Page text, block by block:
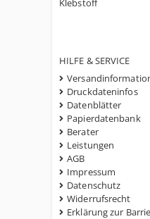
Klebstoff
HILFE & SERVICE
Druckdateninfos
Datenblätter
Papierdatenbank
Berater
Leistungen
AGB
Impressum
Datenschutz
Widerrufsrecht
Erklärung zur